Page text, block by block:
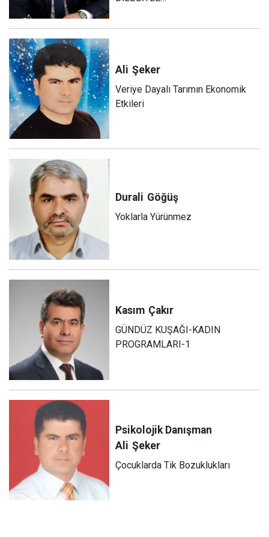
Ali Şeker
Veriye Dayalı Tarımın Ekonomik
Etkileri
Durali Göğüş
Yoklarla Yürünmez
Kasım Çakır
GÜNDÜZ KUŞAĞI-KADIN
PROGRAMLARI-1
Psikolojik Danışman
Ali Şeker
Çocuklarda Tik Bozuklukları